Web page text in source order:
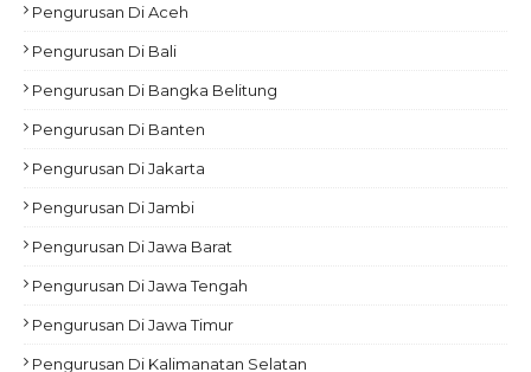
Pengurusan Di Aceh
Pengurusan Di Bali
Pengurusan Di Bangka Belitung
Pengurusan Di Banten
Pengurusan Di Jakarta
Pengurusan Di Jambi
Pengurusan Di Jawa Barat
Pengurusan Di Jawa Tengah
Pengurusan Di Jawa Timur
Pengurusan Di Kalimanatan Selatan